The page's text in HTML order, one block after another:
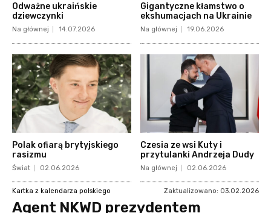
Odważne ukraińskie
dziewczynki
Na głównej 14.07.2026
Gigantyczne kłamstwo o
ekshumacjach na Ukrainie
Na głównej 19.06.2026
Polak ofiarą brytyjskiego
rasizmu
Świat 02.06.2026
Czesia ze wsi Kuty i
przytulanki Andrzeja Dudy
Na głównej 02.06.2026